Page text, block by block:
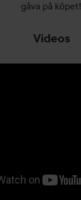
gåva på köpet!
Videos